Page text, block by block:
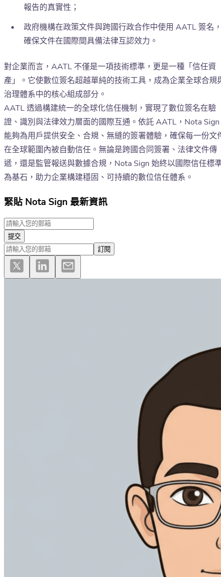
報告的真實性；
政府機構在政策文件與跨國行政合作中使用 AATL 簽名
確保文件在國際間具備法律互認效力。
對企業而言，AATL 不僅是一項技術標準，更是一種「信任資
產」。它使數位簽名超越單純的技術工具，成為企業全球合規
治理體系中的核心組成部分。
AATL 透過構建統一的全球化信任機制，實現了數位簽名在驗
證、識別與法律效力層面的國際互通。依託 AATL，Nota Sign
能夠為用戶提供安全、合規、無縫的簽署體驗，確保每一份文
在全球範圍內被自動信任。無論是跨國合同簽署、法律文件傳
遞，還是監管報送與數據合規，Nota Sign 始終以國際信任標
為基石，助力企業構建穩固、可持續的數位信任體系。
緊貼 Nota Sign 最新資訊
提交
訂閱